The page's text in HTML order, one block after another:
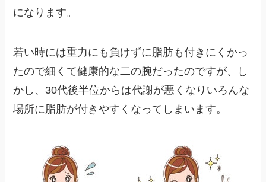
になります。
若い時には重力にも負けずに脂肪も付きにくかっ
たので細くて健康的な二の腕だったのですが、し
かし、30代後半位からは代謝が悪くなりいろんな
場所に脂肪が付きやすくなってしまいます。